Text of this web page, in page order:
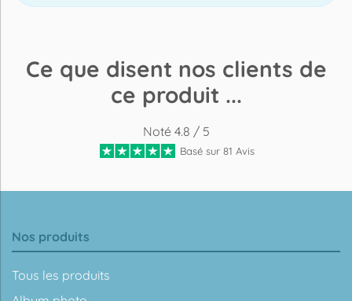
Ce que disent nos clients de
ce produit ...
Noté 4.8 / 5
Basé sur 81 Avis
Nos produits
Tous les produits